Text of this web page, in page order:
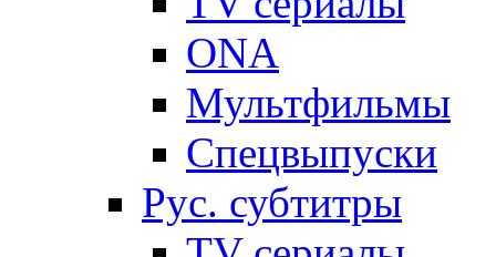
ONA
Мультфильмы
Спецвыпуски
Рус. субтитры